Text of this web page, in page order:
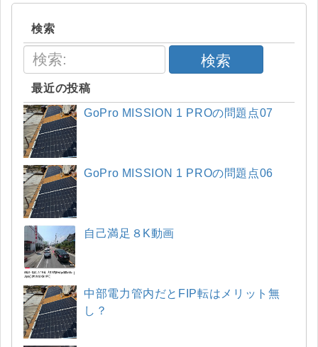
検索
検索
最近の投稿
GoPro MISSION 1 PROの問題点07
GoPro MISSION 1 PROの問題点06
自己満足８K動画
中部電力管内だとFIP転はメリット無
し？